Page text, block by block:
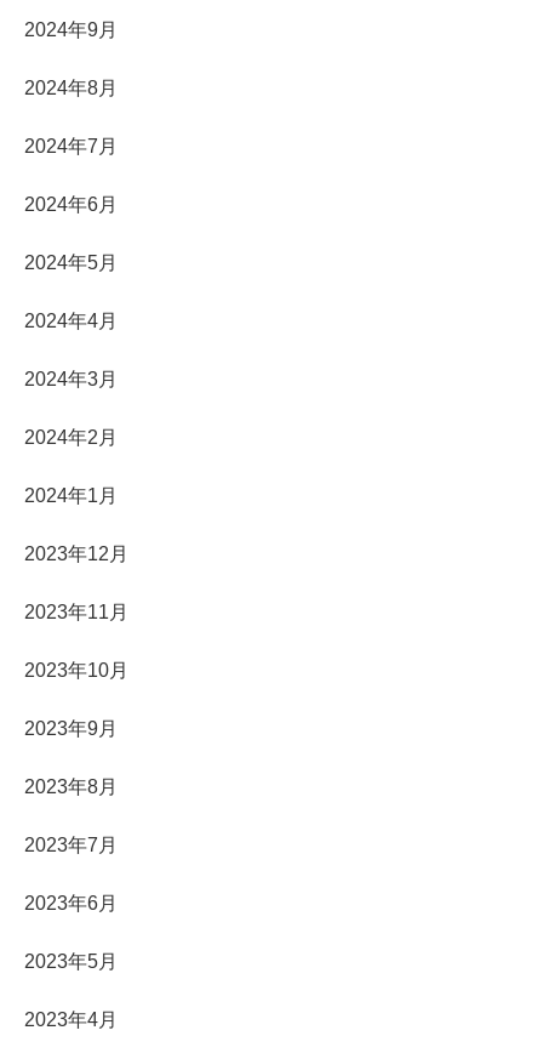
2024年9月
2024年8月
2024年7月
2024年6月
2024年5月
2024年4月
2024年3月
2024年2月
2024年1月
2023年12月
2023年11月
2023年10月
2023年9月
2023年8月
2023年7月
2023年6月
2023年5月
2023年4月